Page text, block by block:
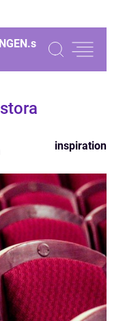
s
inspiration